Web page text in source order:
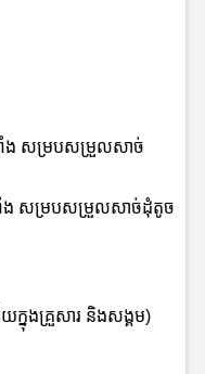
ាំង សម្របសម្រួលសាច់
ង សម្របសម្រួលសាច់ដុំតូច
នុងគ្រួសារ និងសង្គម)